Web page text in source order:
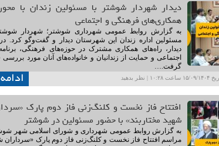
افتتاح فاز نخست و کلنگ‌زنی فاز دوم پارک
شهید مختاربند» با حضور مسئولین در شوشتر
به گزارش روابط عمومی شهرداری و شورای اسلامی شهر
مراسم افتتاح فاز نخست و کلنگ‌زنی فاز دوم پارک «سرداران
دیدار شهردار شوشتر با مسئولین زندان با
همکاری‌های فرهنگی و اجتماعی
به گزارش روابط عمومی شهرداری شوشتر؛ شهردار
مسئولین اداره زندان این شهرستان دیدار و گفت‌وگو کرد.
دیدار، راه‌های همکاری مشترک در حوزه‌های فرهنگی،
اجتماعی و حمایت از زندانیان و خانواده‌های آنان مورد بررسی
گرفت.…
| نظر بدهید